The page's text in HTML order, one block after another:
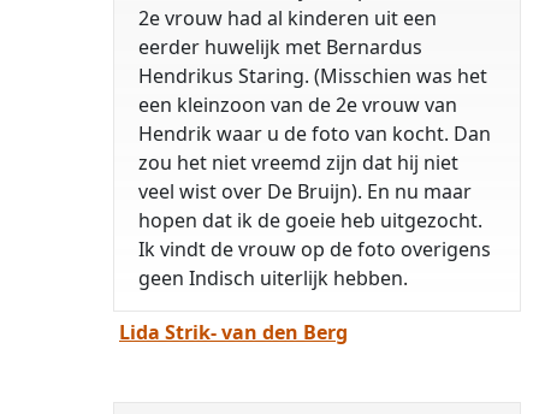
2e vrouw had al kinderen uit een
eerder huwelijk met Bernardus
Hendrikus Staring. (Misschien was het
een kleinzoon van de 2e vrouw van
Hendrik waar u de foto van kocht. Dan
zou het niet vreemd zijn dat hij niet
veel wist over De Bruijn). En nu maar
hopen dat ik de goeie heb uitgezocht.
Ik vindt de vrouw op de foto overigens
geen Indisch uiterlijk hebben.
Lida Strik- van den Berg